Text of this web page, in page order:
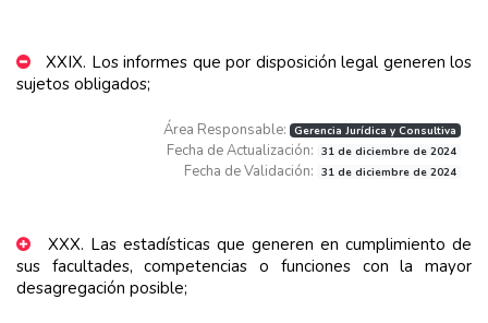
XXIX. Los informes que por disposición legal generen los
sujetos obligados;
Área Responsable: Gerencia Jurídica y Consultiva
Fecha de Actualización: 31 de diciembre de 2024
Fecha de Validación: 31 de diciembre de 2024
XXX. Las estadísticas que generen en cumplimiento de
sus facultades, competencias o funciones con la mayor
desagregación posible;